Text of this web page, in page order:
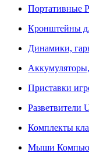
Портативные
Кронштейны
Динамики,
Приставки
Разветвители
Комплекты
Мыши